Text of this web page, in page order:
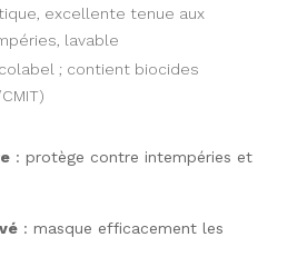
excellente tenue aux
lavable
; contient biocides
: protège contre intempéries et
: masque efficacement les